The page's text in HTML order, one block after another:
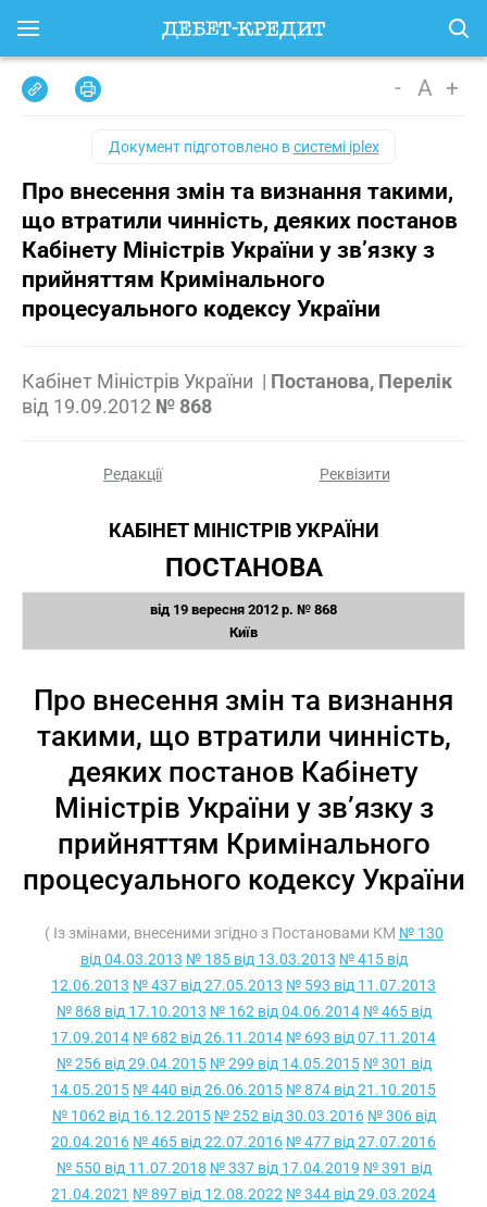
- A +
Документ підготовлено всистемі iplex
Про внесення змін та визнання такими,
що втратили чинність, деяких постанов
Кабінету Міністрів України у зв’язку з
прийняттям Кримінального
процесуального кодексу України
Кабінет Міністрів України | Постанова, Перелік
від 19.09.2012 № 868
Редакції Реквізити
КАБІНЕТ МІНІСТРІВ УКРАЇНИ
ПОСТАНОВА
від 19 вересня 2012 р. № 868
Київ
Про внесення змін та визнання
такими, що втратили чинність,
деяких постанов Кабінету
Міністрів України у зв’язку з
прийняттям Кримінального
процесуального кодексу України
( Із змінами, внесеними згідно з Постановами КМ № 130
від 04.03.2013 № 185 від 13.03.2013 № 415 від
12.06.2013 № 437 від 27.05.2013 № 593 від 11.07.2013
№ 868 від 17.10.2013 № 162 від 04.06.2014 № 465 від
17.09.2014 № 682 від 26.11.2014 № 693 від 07.11.2014
№ 256 від 29.04.2015 № 299 від 14.05.2015 № 301 від
14.05.2015 № 440 від 26.06.2015 № 874 від 21.10.2015
№ 1062 від 16.12.2015 № 252 від 30.03.2016 № 306 від
20.04.2016 № 465 від 22.07.2016 № 477 від 27.07.2016
№ 550 від 11.07.2018 № 337 від 17.04.2019 № 391 від
21.04.2021 № 897 від 12.08.2022 № 344 від 29.03.2024